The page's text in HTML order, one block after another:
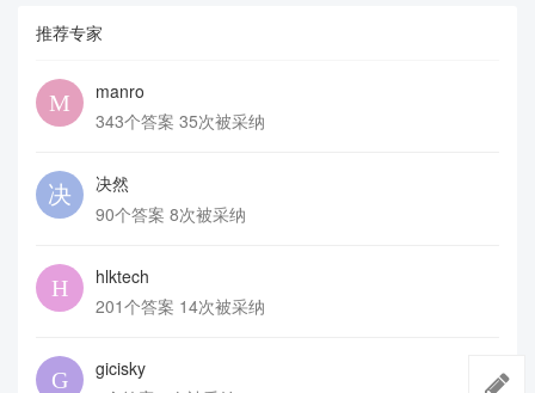
推荐专家
manro
343个答案 35次被采纳
决然
90个答案 8次被采纳
hlktech
201个答案 14次被采纳
gicisky